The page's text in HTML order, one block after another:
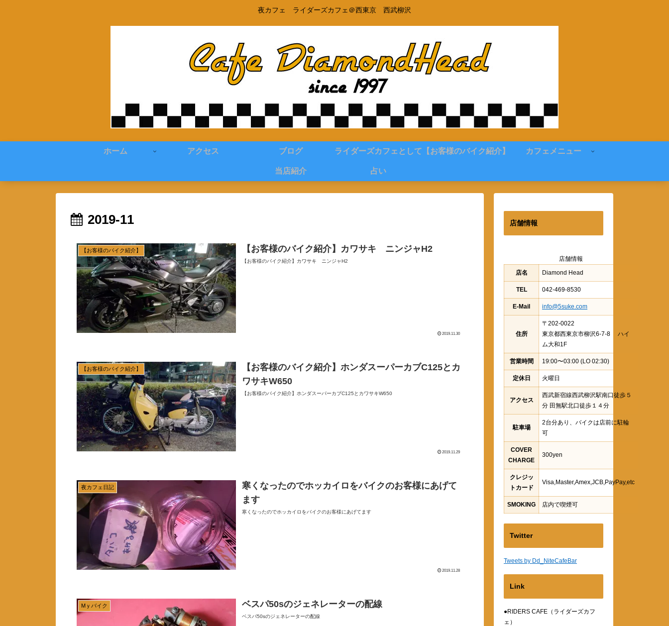
夜カフェ ライダーズカフェ＠西東京 西武柳沢
ホーム アクセス ブログ ライダーズカフェとして 【お客様のバイク紹介】 カフェメニュー
当店紹介 占い
2019-11
【お客様のバイク紹介】 【お客様のバイク紹介】カワサキ ニンジャH2
【お客様のバイク紹介】カワサキ ニンジャH2
2019.11.30
【お客様のバイク紹介】
【お客様のバイク紹介】ホンダスーパーカブC125とカ
ワサキW650
【お客様のバイク紹介】ホンダスーパーカブC125とカワサキW650
2019.11.29
夜カフェ日記
寒くなったのでホッカイロをバイクのお客様にあげて
ます
寒くなったのでホッカイロをバイクのお客様にあげてます
2019.11.28
Mｙバイク ベスパ50sのジェネレーターの配線
ベスパ50sのジェネレーターの配線
店舗情報
店舗情報
店名
Diamond Head
TEL 042-469-8530
E-Mail info@5suke.com
住所
〒202-0022
東京都西東京市柳沢6-7-8 ハイ
ム大和1F
営業時間 19:00〜03:00 (LO 02:30)
定休日 火曜日
アクセス
西武新宿線西武柳沢駅南口徒歩５
分 田無駅北口徒歩１４分
駐車場
2台分あり、バイクは店前に駐輪
可
COVER
CHARGE
300yen
クレジッ
トカード
Visa,Master,Amex,JCB,PayPay,etc
SMOKING 店内で喫煙可
Twitter
Tweets by Dd_NiteCafeBar
Link
●RIDERS CAFE（ライダーズカフ
ェ）